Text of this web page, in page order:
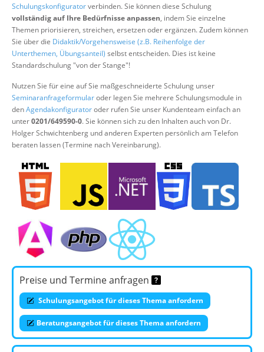
Schulungskonfiguratorverbinden. Sie können diese Schulung
vollständig auf Ihre Bedürfnisse anpassen, indem Sie einzelne
Themen priorisieren, streichen, ersetzen oder ergänzen. Zudem können
Sie über die Didaktik/Vorgehensweise (z.B. Reihenfolge der
Unterthemen, Übungsanteil) selbst entscheiden. Dies ist keine
Standardschulung "von der Stange"!
Nutzen Sie für eine auf Sie maßgeschneiderte Schulung unser
Seminaranfrageformularoder legen Sie mehrere Schulungsmodule in
denAgendakonfiguratoroder rufen Sie unser Kundenteam einfach an
unter0201/649590-0. Sie können sich zu den Inhalten auch von Dr.
Holger Schwichtenberg und anderen Experten persönlich am Telefon
beraten lassen (Termine nach Vereinbarung).
Preise und Termine anfragen
Schulungsangebot für dieses Thema anfordern
Beratungsangebot für dieses Thema anfordern